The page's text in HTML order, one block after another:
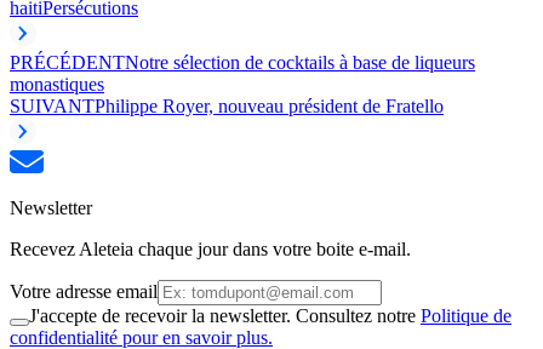
haitiPersécutions
PRÉCÉDENTNotre sélection de cocktails à base de liqueurs
monastiques
SUIVANTPhilippe Royer, nouveau président de Fratello
Newsletter
Recevez Aleteia chaque jour dans votre boite e-mail.
Votre adresse email
J'accepte de recevoir la newsletter. Consultez notre Politique de
confidentialité pour en savoir plus.